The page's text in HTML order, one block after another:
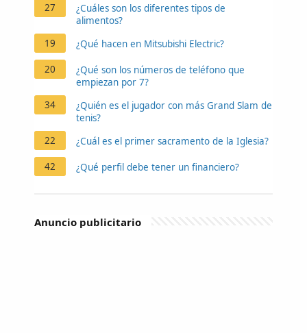
27
¿Cuáles son los diferentes tipos de
alimentos?
19
¿Qué hacen en Mitsubishi Electric?
20
¿Qué son los números de teléfono que
empiezan por 7?
34
¿Quién es el jugador con más Grand Slam de
tenis?
22
¿Cuál es el primer sacramento de la Iglesia?
42 ¿Qué perfil debe tener un financiero?
Anuncio publicitario